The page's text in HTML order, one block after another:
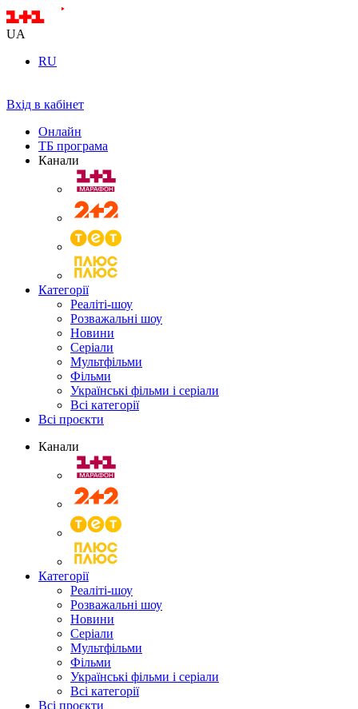
UA
RU
Вхід в кабінет
Онлайн
ТБ програма
Канали
Категорії
Реаліті-шоу
Розважальні шоу
Новини
Серіали
Мультфільми
Фільми
Українські фільми і серіали
Всі категорії
Всі проєкти
Канали
Категорії
Реаліті-шоу
Розважальні шоу
Новини
Серіали
Мультфільми
Фільми
Українські фільми і серіали
Всі категорії
Всі проєкти